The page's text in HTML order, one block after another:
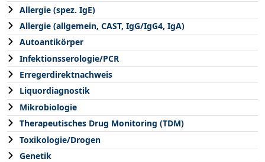
Allergie (spez. IgE)
Allergie (allgemein, CAST, IgG/IgG4, IgA)
Autoantikörper
Infektionsserologie/PCR
Erregerdirektnachweis
Liquordiagnostik
Mikrobiologie
Therapeutisches Drug Monitoring (TDM)
Toxikologie/Drogen
Genetik